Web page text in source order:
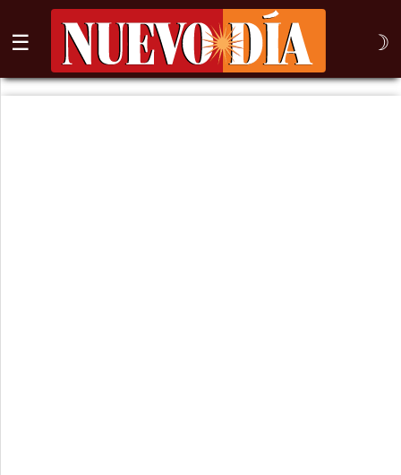
☰ ☽
⌕